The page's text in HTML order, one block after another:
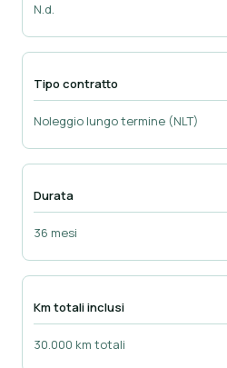
N.d.
Tipo contratto
Noleggio lungo termine (NLT)
Durata
36 mesi
Km totali inclusi
30.000 km totali